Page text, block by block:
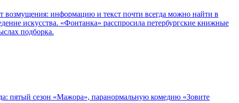
возмущения: информацию и текст почти всегда можно найти в
искусства. «Фонтанка» расспросила петербургские книжные
подборка.
пятый сезон «Мажора», паранормальную комедию «Зовите